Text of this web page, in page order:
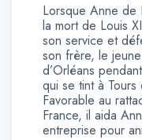
Lorsque Anne de
la mort de Louis
son service et
son frère, le
d’Orléans
qui se tint à
Favorable au
France, il aida
entreprise pour